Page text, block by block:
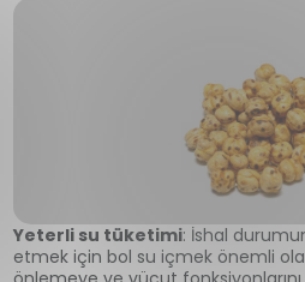
Yeterli su tüketimi: İshal
etmek için bol su içmek önemli